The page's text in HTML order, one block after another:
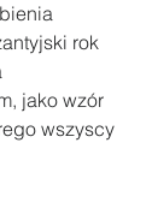
rok
jako wzór
wszyscy